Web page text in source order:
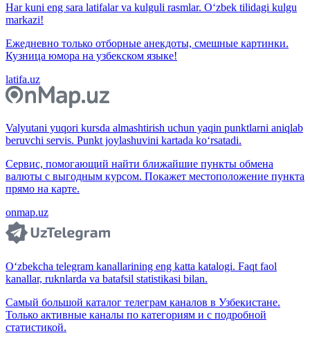
Har kuni eng sara latifalar va kulguli rasmlar. O‘zbek tilidagi kulgu
markazi!
Ежедневно только отборные анекдоты, смешные картинки.
Кузница юмора на узбекском языке!
latifa.uz
Valyutani yuqori kursda almashtirish uchun yaqin punktlarni aniqlab
beruvchi servis. Punkt joylashuvini kartada ko‘rsatadi.
Сервис, помогающий найти ближайшие пункты обмена
валюты с выгодным курсом. Покажет местоположение пункта
прямо на карте.
onmap.uz
O‘zbekcha telegram kanallarining eng katta katalogi. Faqt faol
kanallar, ruknlarda va batafsil statistikasi bilan.
Самый большой каталог телеграм каналов в Узбекистане.
Только активные каналы по категориям и с подробной
статистикой.